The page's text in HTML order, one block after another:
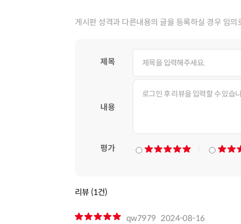
게시판 성격과 다른내용의 글을 등록하실 경우 임의
제목
내용
평가
리뷰 (1건)
qw7979 2024-08-16